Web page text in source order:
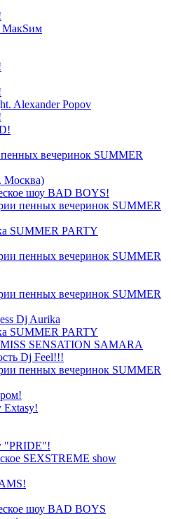
МакSим
Alexander Popov
вечеринок SUMMER
Москва)
шоу BAD BOYS!
пенных вечеринок SUMMER
SUMMER PARTY
пенных вечеринок SUMMER
пенных вечеринок SUMMER
Dj Aurika
SUMMER PARTY
SENSATION SAMARA
Dj Feel!!!
пенных вечеринок SUMMER
Extasy!
"PRIDE"!
SEXSTREME show
шоу BAD BOYS